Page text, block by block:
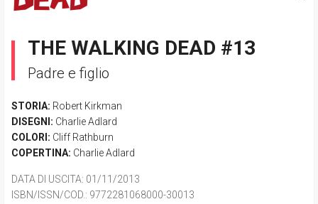
THE WALKING DEAD #13
Padre e figlio
STORIA: Robert Kirkman
DISEGNI: Charlie Adlard
COLORI: Cliff Rathburn
COPERTINA: Charlie Adlard
DATA DI USCITA: 01/11/2013
ISBN/ISSN/COD.: 9772281068000-30013